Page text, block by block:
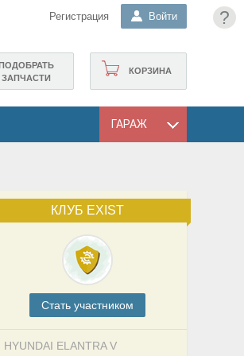
?
Регистрация Войти
КОРЗИНА
ЗАПЧАСТИ
ГАРАЖ
КЛУБ EXIST
Cтать участником
HYUNDAI ELANTRA V